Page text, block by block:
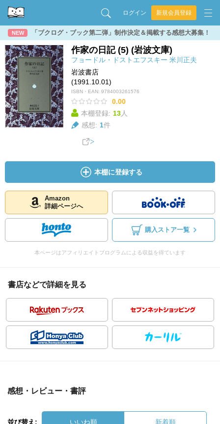
ログイン 新規会員登録
NEW 「ブクログ・ブック第二弾」制作決定＆掲載する感想大募集！
作家の日記 (5) (岩波文庫)
フョードル・ドストエフスキー 米川正夫
岩波書店
(1991.10.01)
ISBN・EAN: 9784003261576
0.00
本棚登録: 13人
感想: 1件
本棚に登録する
Amazon
詳細ページへ
購入ストア一覧
本ページはアフィリエイトプログラムによる収益を得ています
書店などで詳細を見る
感想・レビュー・書評
並び替え: いいね順 新着順